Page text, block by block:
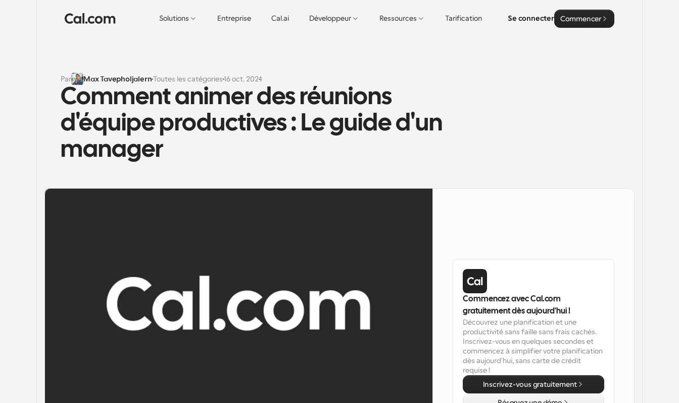
Solutions Entreprise Cal.ai Développeur Ressources Tarification Se connecter Commencer
Par Max TavepholjalernToutes les catégories16 oct. 2024
Comment animer des réunions
d'équipe productives : Le guide d'un
manager
Commencez avec Cal.com
gratuitement dès aujourd'hui !
Découvrez une planification et une
productivité sans faille sans frais cachés.
Inscrivez-vous en quelques secondes et
commencez à simplifier votre planification
dès aujourd'hui, sans carte de crédit
requise !
Inscrivez-vous gratuitement